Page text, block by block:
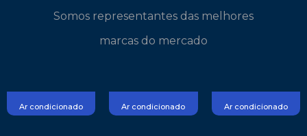
Somos representantes das melhores
marcas do mercado
Ar condicionado Ar condicionado Ar condicionado